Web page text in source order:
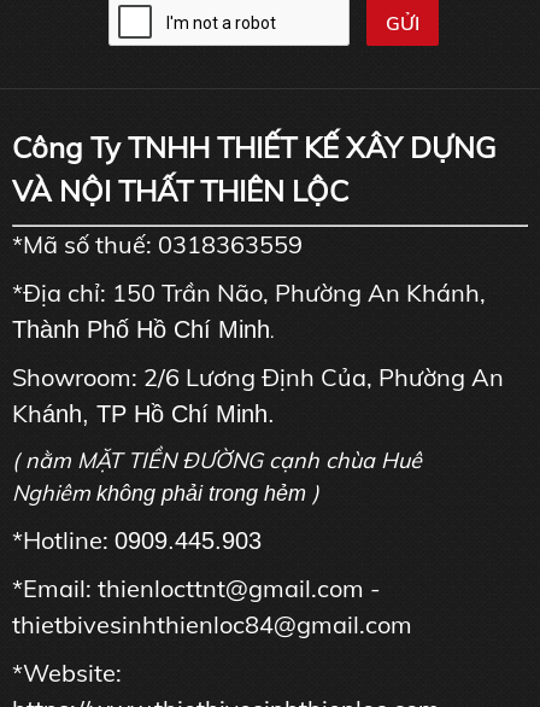
Công Ty TNHH THIẾT KẾ XÂY DỰNG
VÀ NỘI THẤT THIÊN LỘC
*Mã số thuế: 0318363559
*Địa chỉ: 150 Trần Não, Phường An Khánh,
Thành Phố Hồ Chí Minh.
Showroom: 2/6 Lương Định Của, Phường An
Khánh, TP Hồ Chí Minh.
( nằm MẶT TIỀN ĐƯỜNG cạnh chùa Huê
Nghiêm không phải trong hẻm )
*Hotline: 0909.445.903
*Email: thienlocttnt@gmail.com -
thietbivesinhthienloc84@gmail.com
*Website: